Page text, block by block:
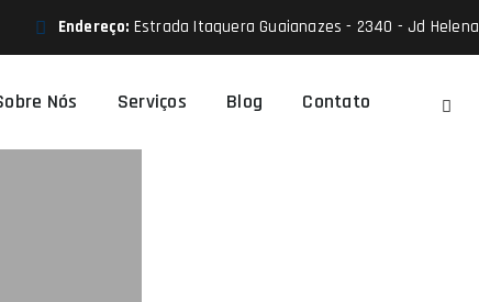
Endereço: Estrada Itaquera Guaianazes - 2340 - Jd Helena
Nós Serviços Blog Contato